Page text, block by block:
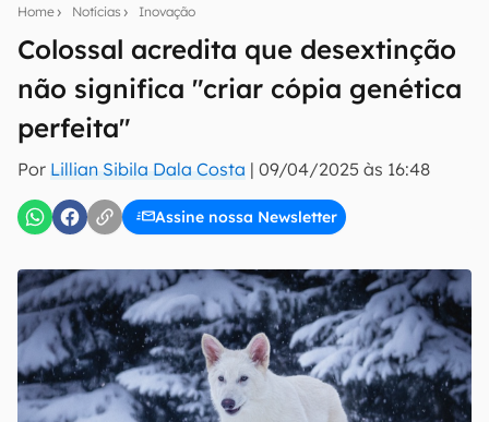
Home Notícias Inovação
Colossal acredita que desextinção
não significa "criar cópia genética
perfeita"
Por Lillian Sibila Dala Costa | 09/04/2025 às 16:48
Assine nossa Newsletter
notícias e reviews sobre tecnologia em primeira
mão.
E-mail
inscreva-se
Uso e Política de Privacidade do Canaltech.